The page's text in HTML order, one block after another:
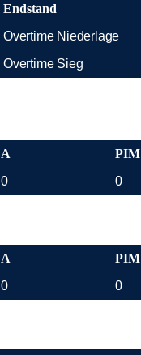
Endstand
Overtime Niederlage
Overtime Sieg
A
PIM
0 0
A
PIM
0 0